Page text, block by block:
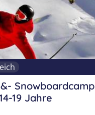
Snowboardcamp
19 Jahre